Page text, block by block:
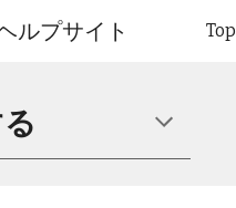
Skip to main content
ルプサイト Top